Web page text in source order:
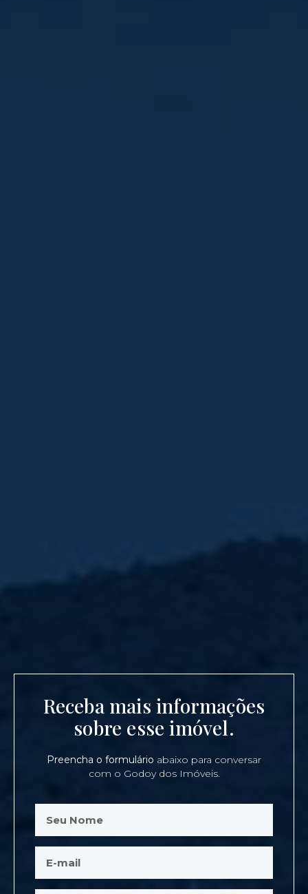
Receba mais informações
sobre esse imóvel.
Preencha o formulário abaixo para conversar
com o Godoy dos Imóveis.